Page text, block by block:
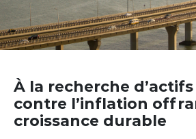
À la recherche
contre l’inflation
croissance durable